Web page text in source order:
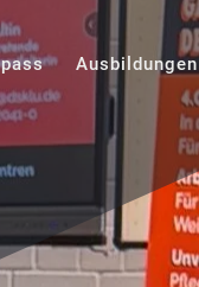
Ausbildungen